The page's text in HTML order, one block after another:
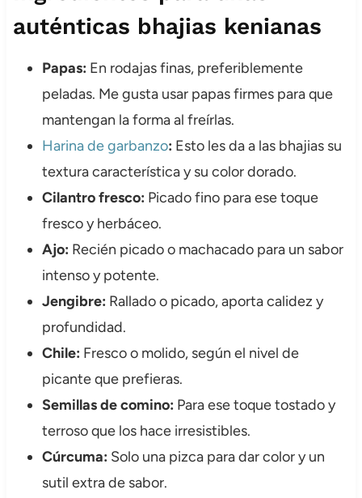
auténticas bhajias kenianas
Papas: En rodajas finas, preferiblemente
peladas. Me gusta usar papas firmes para que
mantengan la forma al freírlas.
Harina de garbanzo: Esto les da a las bhajias su
textura característica y su color dorado.
Cilantro fresco: Picado fino para ese toque
fresco y herbáceo.
Ajo: Recién picado o machacado para un sabor
intenso y potente.
Jengibre: Rallado o picado, aporta calidez y
profundidad.
Chile: Fresco o molido, según el nivel de
picante que prefieras.
Semillas de comino: Para ese toque tostado y
terroso que los hace irresistibles.
Cúrcuma: Solo una pizca para dar color y un
sutil extra de sabor.